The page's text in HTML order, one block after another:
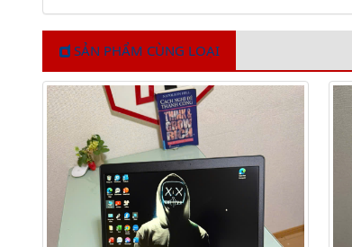
SẢN PHẨM CÙNG LOẠI